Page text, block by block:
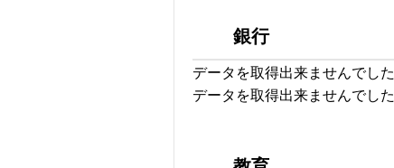
銀行
データを取得出来ませんでした
データを取得出来ませんでした